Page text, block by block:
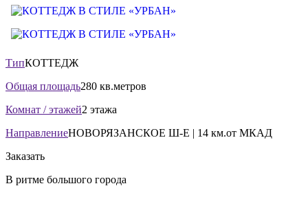
ТипКОТТЕДЖ
Общая площадь280 кв.метров
Комнат / этажей2 этажа
НаправлениеНОВОРЯЗАНСКОЕ Ш-Е | 14 км.от МКАД
Заказать
В ритме большого города